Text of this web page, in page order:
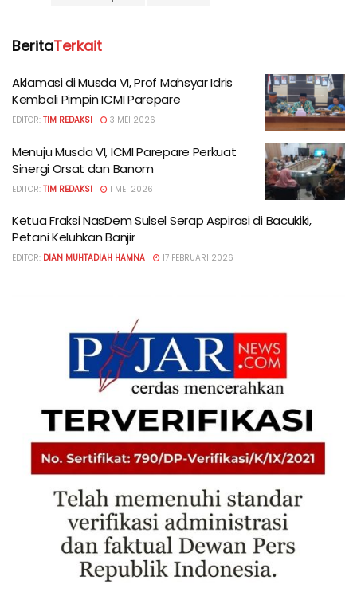
BeritaTerkait
Aklamasi di Musda VI, Prof Mahsyar Idris
Kembali Pimpin ICMI Parepare
EDITOR: TIM REDAKSI 3 MEI 2026
Menuju Musda VI, ICMI Parepare Perkuat
Sinergi Orsat dan Banom
EDITOR: TIM REDAKSI 1 MEI 2026
Ketua Fraksi NasDem Sulsel Serap Aspirasi di Bacukiki,
Petani Keluhkan Banjir
EDITOR: DIAN MUHTADIAH HAMNA 17 FEBRUARI 2026